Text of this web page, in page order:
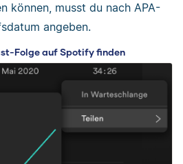
können, musst du nach APA-
angeben.
Folge auf Spotify finden